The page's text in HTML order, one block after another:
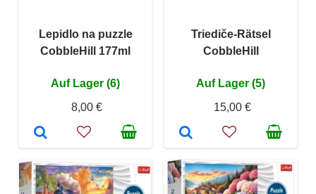
Lepidlo na puzzle
CobbleHill 177ml
Auf Lager (6)
8,00 €
Triediče-Rätsel
CobbleHill
Auf Lager (5)
15,00 €